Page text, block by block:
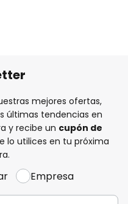
mejores ofertas,
últimas tendencias en
y recibe un cupón de
lo utilices en tu próxima
Empresa